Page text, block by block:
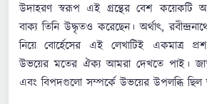
উদাহরণ স্বরূপ এই গ্রন্থের বেশ কয়েকটি
বাক্য তিনি উদ্ধৃতও করেছেন। অর্থাৎ,
নিয়ে বোর্হেসের এই লেখাটিই একমাত্র
উভয়ের মতের ঐক্য আমরা দেখতে পাই।
এবং বিপদগুলো সম্পর্কে উভয়ের উপলব্ধি ছিল